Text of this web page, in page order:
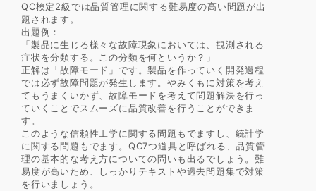
QC検定2級では品質管理に関する難易度の高い問題が出
題されます。
出題例：
「製品に生じる様々な故障現象においては、観測される
症状を分類する。この分類を何というか？」
正解は「故障モード」です。製品を作っていく開発過程
では必ず故障問題が発生します。やみくもに対策を考え
てもうまくいかず、故障モードを考えて問題解決を行っ
ていくことでスムーズに品質改善を行うことができま
す。
このような信頼性工学に関する問題もでますし、統計学
に関する問題もでます。QC7つ道具と呼ばれる、品質管
理の基本的な考え方についての問いも出るでしょう。難
易度が高いため、しっかりテキストや過去問題集で対策
を行いましょう。